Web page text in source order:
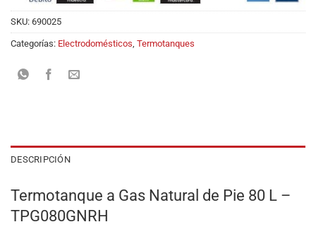
SKU: 690025
Categorías: Electrodomésticos, Termotanques
DESCRIPCIÓN
Termotanque a Gas Natural de Pie 80 L –
TPG080GNRH